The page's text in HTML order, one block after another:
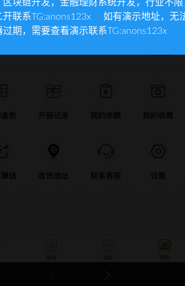
块链开发，金融理财系统开发，行业不
开联系TG:anons123x 如有演示地址，无
过期，需要查看演示联系TG:anons123x